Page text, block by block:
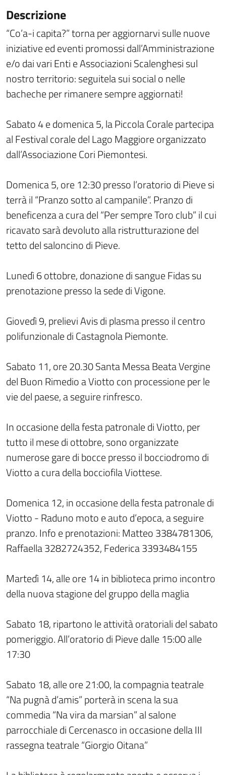
Descrizione
“Co’a-i capita?” torna per aggiornarvi sulle nuove
iniziative ed eventi promossi dall’Amministrazione
e/o dai vari Enti e Associazioni Scalenghesi sul
nostro territorio: seguitela sui social o nelle
bacheche per rimanere sempre aggiornati!
Sabato 4 e domenica 5, la Piccola Corale partecipa
al Festival corale del Lago Maggiore organizzato
dall’Associazione Cori Piemontesi.
Domenica 5, ore 12:30 presso l’oratorio di Pieve si
terrà il “Pranzo sotto al campanile”. Pranzo di
beneficenza a cura del “Per sempre Toro club” il cui
ricavato sarà devoluto alla ristrutturazione del
tetto del saloncino di Pieve.
Lunedì 6 ottobre, donazione di sangue Fidas su
prenotazione presso la sede di Vigone.
Giovedì 9, prelievi Avis di plasma presso il centro
polifunzionale di Castagnola Piemonte.
Sabato 11, ore 20.30 Santa Messa Beata Vergine
del Buon Rimedio a Viotto con processione per le
vie del paese, a seguire rinfresco.
In occasione della festa patronale di Viotto, per
tutto il mese di ottobre, sono organizzate
numerose gare di bocce presso il bocciodromo di
Viotto a cura della bocciofila Viottese.
Domenica 12, in occasione della festa patronale di
Viotto - Raduno moto e auto d’epoca, a seguire
pranzo. Info e prenotazioni: Matteo 3384781306,
Raffaella 3282724352, Federica 3393484155
Martedì 14, alle ore 14 in biblioteca primo incontro
della nuova stagione del gruppo della maglia
Sabato 18, ripartono le attività oratoriali del sabato
pomeriggio. All’oratorio di Pieve dalle 15:00 alle
17:30
Sabato 18, alle ore 21:00, la compagnia teatrale
“Na pugnà d’amis” porterà in scena la sua
commedia “Na vira da marsian” al salone
parrocchiale di Cercenasco in occasione della III
rassegna teatrale “Giorgio Oitana”